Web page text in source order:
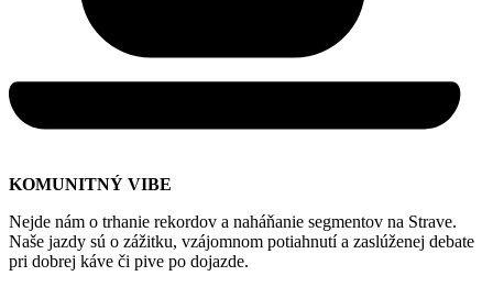
KOMUNITNÝ VIBE
Nejde nám o trhanie rekordov a naháňanie segmentov na Strave.
Naše jazdy sú o zážitku, vzájomnom potiahnutí a zaslúženej debate
pri dobrej káve či pive po dojazde.